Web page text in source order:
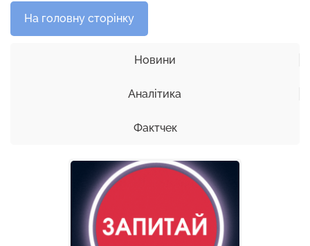
На головну сторінку
Новини
Аналітика
Фактчек